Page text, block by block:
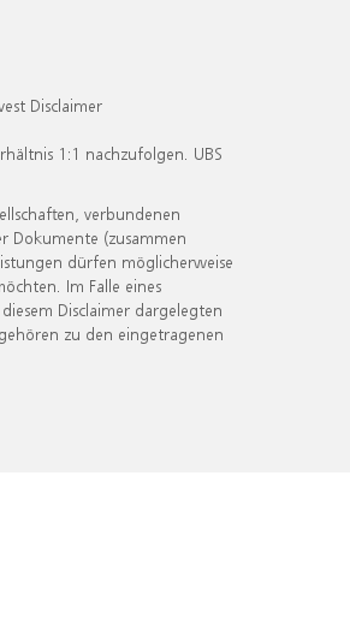
Disclaimer
1:1 nachzufolgen. UBS
verbundenen
Dokumente (zusammen
dürfen möglicherweise
Im Falle eines
Disclaimer dargelegten
zu den eingetragenen